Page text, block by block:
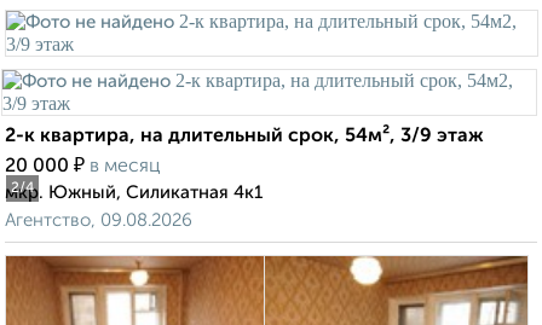
2/4
2-к квартира, на длительный срок, 54м², 3/9 этаж
20 000 ₽ в месяц
мкр. Южный, Силикатная 4к1
Агентство, 09.08.2026